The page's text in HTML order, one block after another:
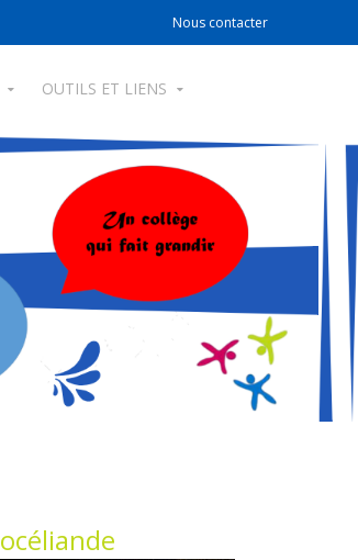
Nous contacter
OUTILS ET LIENS